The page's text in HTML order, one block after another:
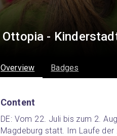
Ottopia -
Overview Badges
Content
DE: Vom 22. Juli bis zum 2.
Magdeburg statt. Im Laufe